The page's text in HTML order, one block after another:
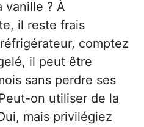
vanille ? À
il reste frais
comptez
il peut être
sans perdre ses
on utiliser de la
mais privilégiez